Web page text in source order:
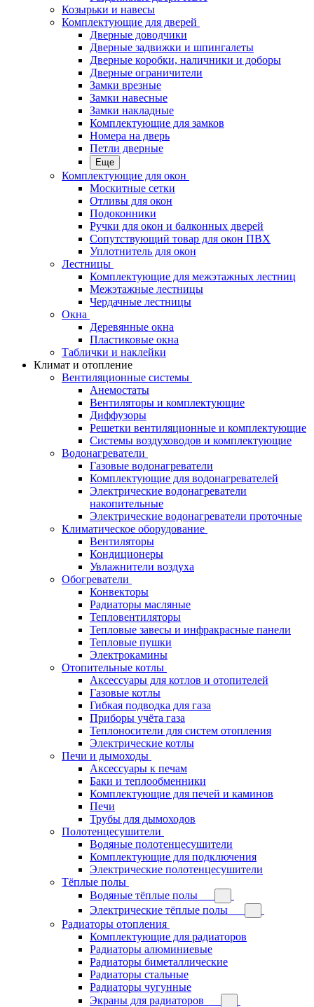
Козырьки и навесы
Комплектующие для дверей
Дверные доводчики
Дверные задвижки и шпингалеты
Дверные коробки, наличники и доборы
Дверные ограничители
Замки врезные
Замки навесные
Замки накладные
Комплектующие для замков
Номера на дверь
Петли дверные
Еще
Комплектующие для окон
Москитные сетки
Отливы для окон
Подоконники
Ручки для окон и балконных дверей
Сопутствующий товар для окон ПВХ
Уплотнитель для окон
Лестницы
Комплектующие для межэтажных лестниц
Межэтажные лестницы
Чердачные лестницы
Окна
Деревянные окна
Пластиковые окна
Таблички и наклейки
Климат и отопление
Вентиляционные системы
Анемостаты
Вентиляторы и комплектующие
Диффузоры
Решетки вентиляционные и комплектующие
Системы воздуховодов и комплектующие
Водонагреватели
Газовые водонагреватели
Комплектующие для водонагревателей
Электрические водонагреватели
накопительные
Электрические водонагреватели проточные
Климатическое оборудование
Вентиляторы
Кондиционеры
Увлажнители воздуха
Обогреватели
Конвекторы
Радиаторы масляные
Тепловентиляторы
Тепловые завесы и инфракрасные панели
Тепловые пушки
Электрокамины
Отопительные котлы
Аксессуары для котлов и отопителей
Газовые котлы
Гибкая подводка для газа
Приборы учёта газа
Теплоносители для систем отопления
Электрические котлы
Печи и дымоходы
Аксессуары к печам
Баки и теплообменники
Комплектующие для печей и каминов
Печи
Трубы для дымоходов
Полотенцесушители
Водяные полотенцесушители
Комплектующие для подключения
Электрические полотенцесушители
Тёплые полы
Водяные тёплые полы
Электрические тёплые полы
Радиаторы отопления
Комплектующие для радиаторов
Радиаторы алюминиевые
Радиаторы биметаллические
Радиаторы стальные
Радиаторы чугунные
Экраны для радиаторов